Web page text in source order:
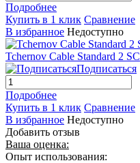
Подробнее
Купить в 1 клик Сравнение
В избранное Недоступно
Tchernov Cable Standard 2 SC
Подписаться
Подробнее
Купить в 1 клик Сравнение
В избранное Недоступно
Добавить отзыв
Ваша оценка:
Опыт использования: